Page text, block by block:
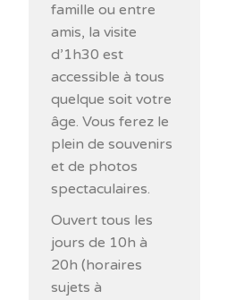
famille ou entre
amis, la visite
d’1h30 est
accessible à tous
quelque soit votre
âge. Vous ferez le
plein de souvenirs
et de photos
spectaculaires.
Ouvert tous les
jours de 10h à
20h (horaires
sujets à